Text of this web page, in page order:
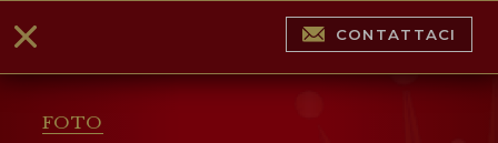
FOTO
CONTATTACI